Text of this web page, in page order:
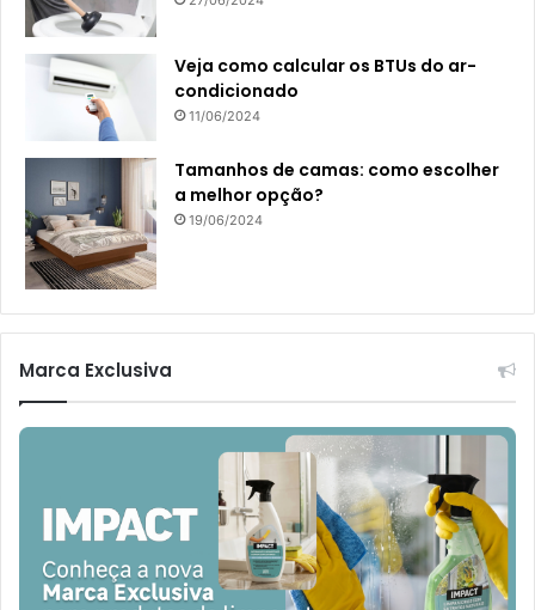
Veja como calcular os BTUs do ar-
condicionado
11/06/2024
Tamanhos de camas: como escolher
a melhor opção?
19/06/2024
Marca Exclusiva